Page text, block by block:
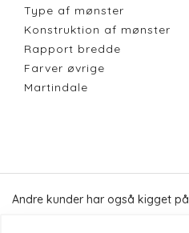
Type af mønster
Konstruktion af mønster
Rapport bredde
Farver øvrige
Martindale
Andre kunder har også kigget på